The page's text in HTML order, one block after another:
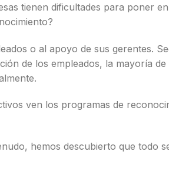
tienen dificultades para poner
o al apoyo de sus gerentes.
de los empleados, la mayoría de
ven los programas de
hemos descubierto que todo